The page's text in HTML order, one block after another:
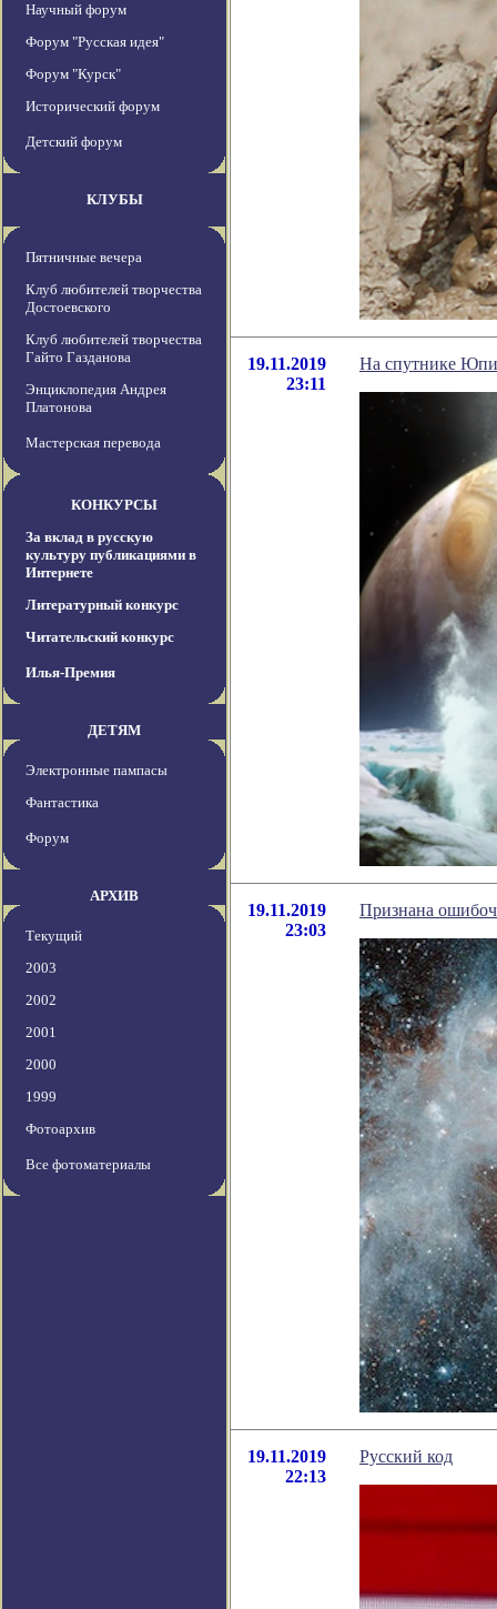
Научный форум
Форум "Русская идея"
Форум "Курск"
Исторический форум
Детский форум
КЛУБЫ
Пятничные вечера
Клуб любителей творчества
Достоевского
Клуб любителей творчества
Гайто Газданова
Энциклопедия Андрея
Платонова
Мастерская перевода
КОНКУРСЫ
За вклад в русскую
культуру публикациями в
Интернете
Литературный конкурс
Читательский конкурс
Илья-Премия
ДЕТЯМ
Электронные пампасы
Фантастика
Форум
АРХИВ
Текущий
2003
2002
2001
2000
1999
Фотоархив
Все фотоматериалы
19.11.2019
23:11
На спутнике
19.11.2019
23:03
Признана
19.11.2019
22:13
Русский код